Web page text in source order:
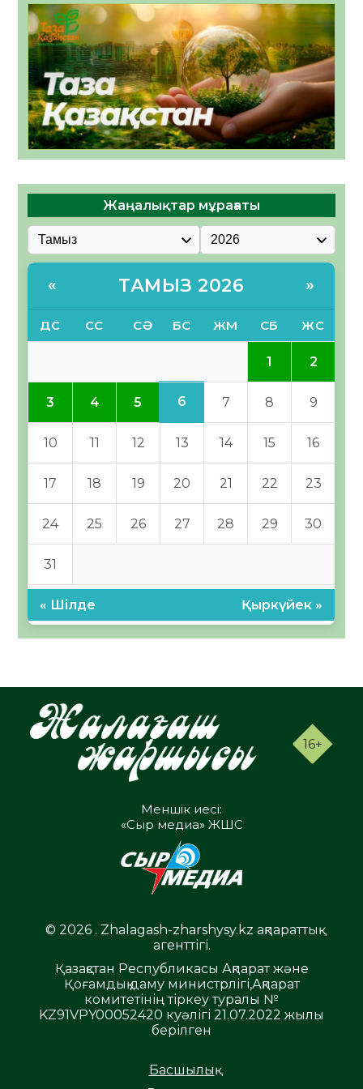
Жаңалықтар мұрағаты
« ТАМЫЗ 2026 »
ДС СС СӘ БС ЖМ СБ ЖС
1 2
3 4 5 6 7 8 9
10 11 12 13 14 15 16
17 18 19 20 21 22 23
24 25 26 27 28 29 30
31
« Шілде Қыркүйек »
16+
Меншік иесі:
«Сыр медиа» ЖШС
© 2026 . Zhalagash-zharshysy.kz ақпараттық
агенттігі.
Қазақстан Республикасы Ақпарат және
Қоғамдық даму министрлігі,Ақпарат
комитетінің тіркеу туралы №
KZ91VPY00052420 куәлігі 21.07.2022 жылы
берілген
Басшылық